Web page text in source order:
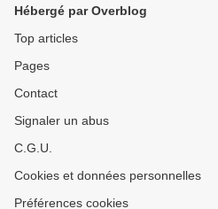
Hébergé par Overblog
Top articles
Pages
Contact
Signaler un abus
C.G.U.
Cookies et données personnelles
Préférences cookies